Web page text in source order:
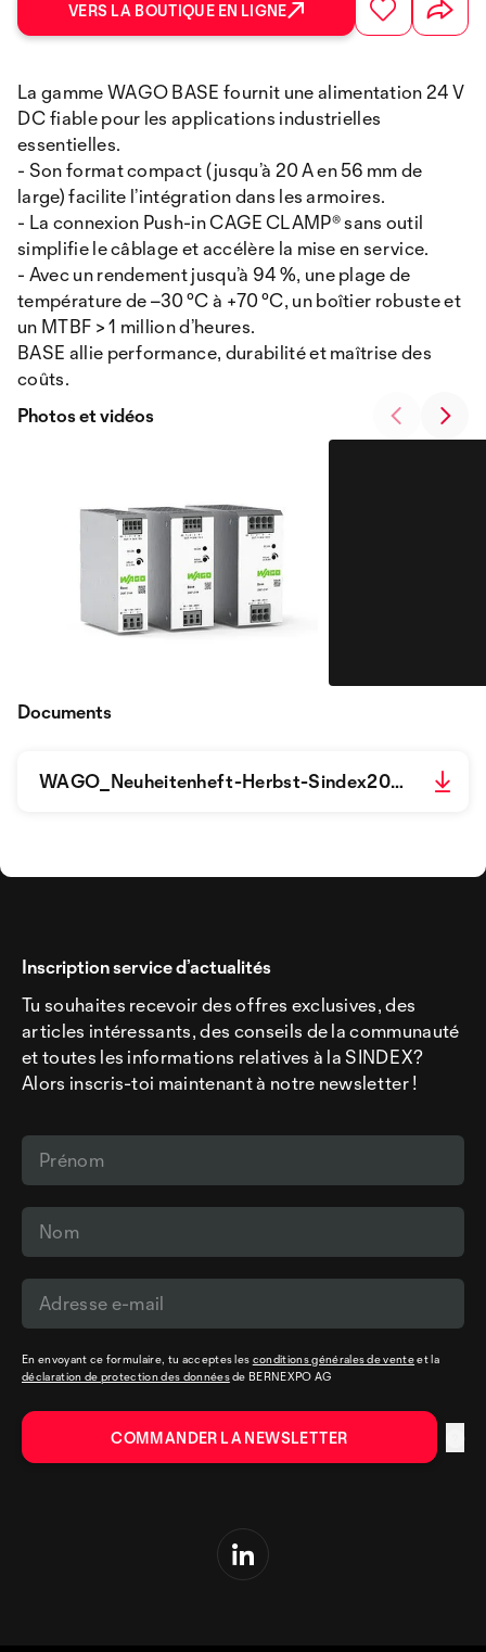
VERS LA BOUTIQUE EN LIGNE
La gamme WAGO BASE fournit une alimentation 24 V
DC fiable pour les applications industrielles
essentielles.
- Son format compact (jusqu’à 20 A en 56 mm de
large) facilite l’intégration dans les armoires.
- La connexion Push-in CAGE CLAMP® sans outil
simplifie le câblage et accélère la mise en service.
- Avec un rendement jusqu’à 94 %, une plage de
température de –30 °C à +70 °C, un boîtier robuste et
un MTBF > 1 million d’heures.
BASE allie performance, durabilité et maîtrise des
coûts.
Photos et vidéos
Documents
WAGO_Neuheitenheft-Herbst-Sindex2025_144dpi_80%MM-502852.pdf
Inscription service d’actualités
Tu souhaites recevoir des offres exclusives, des
articles intéressants, des conseils de la communauté
et toutes les informations relatives à la SINDEX?
Alors inscris-toi maintenant à notre newsletter !
En envoyant ce formulaire, tu acceptes les conditions générales de venteet la
déclaration de protection des donnéesde BERNEXPO AG